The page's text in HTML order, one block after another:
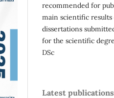
recommended for
main scientific results
dissertations
for the scientific
DSc
Latest publications